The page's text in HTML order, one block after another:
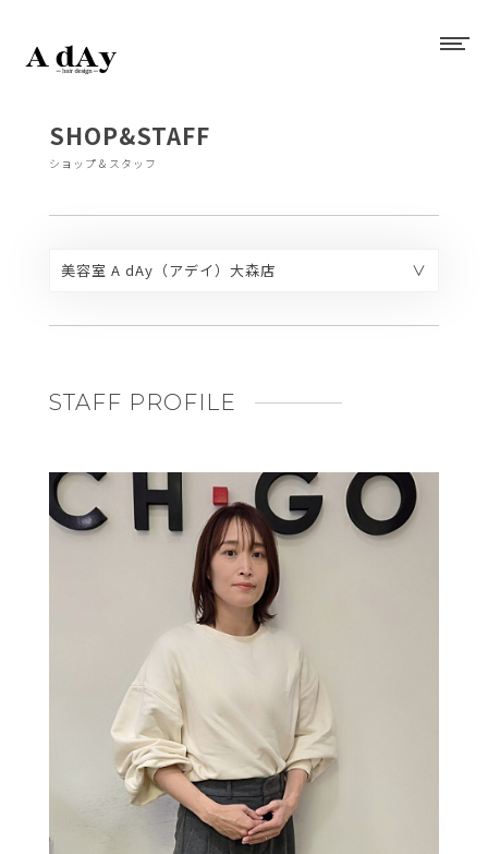
SHOP&STAFF
ショップ＆スタッフ
美容室 A dAy（アデイ）大森店
STAFF PROFILE